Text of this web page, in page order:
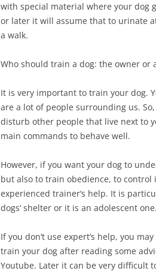
with special material where your dog
or later it will assume that to urinate
a walk.
Who should train a dog: the owner or
It is very important to train your dog.
are a lot of people surrounding us.
disturb other people that live next to
main commands to behave well.
However, if you want your dog to
but also to train obedience, to
experienced trainer‘s help. It is
dogs‘ shelter or it is an adolescent one.
If you don‘t use expert‘s help, you
train your dog after reading some
Youtube. Later it can be very difficult